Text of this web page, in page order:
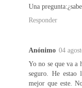
Una
Responder
Anónimo 04
Yo no se que va a
seguro. He estao
mejor que este.